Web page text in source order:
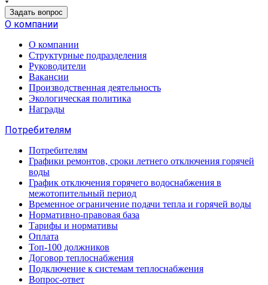
Задать вопрос
О компании
О компании
Структурные подразделения
Руководители
Вакансии
Производственная деятельность
Экологическая политика
Награды
Потребителям
Потребителям
Графики ремонтов, сроки летнего отключения горячей
воды
График отключения горячего водоснабжения в
межотопительный период
Временное ограничение подачи тепла и горячей воды
Нормативно-правовая база
Тарифы и нормативы
Оплата
Топ-100 должников
Договор теплоснабжения
Подключение к системам теплоснабжения
Вопрос-ответ